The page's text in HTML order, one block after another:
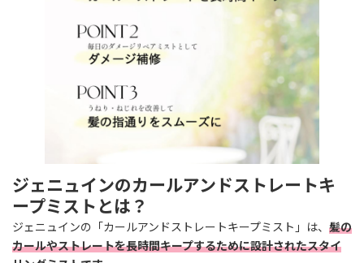
ジェニュインのカールアンドストレートキ
ープミストとは？
ジェニュインの「カールアンドストレートキープミスト」は、 髪の
カールやストレートを長時間キープするために設計されたスタイ